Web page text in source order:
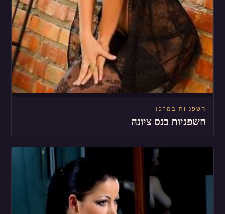
חשפניות במרכז
חשפניות בנס ציונה